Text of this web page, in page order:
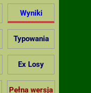
Wyniki
Typowania
Ex Losy
Pełna wersja